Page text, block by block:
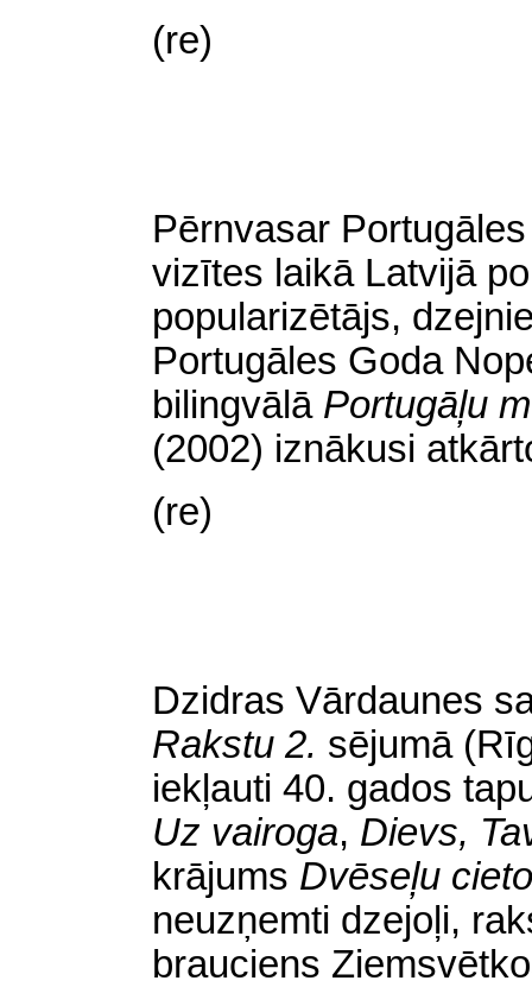
(re)
Pērnvasar
vizītes laikā Latvijā
popularizētājs,
Portugāles Goda
bilingvālā Portugāļu
(2002) iznākusi
(re)
Dzidras Vārdaunes
Rakstu 2. sējumā
iekļauti 40. gados
Uz vairoga, Dievs,
krājums Dvēseļu
neuzņemti dzejoļi,
brauciens